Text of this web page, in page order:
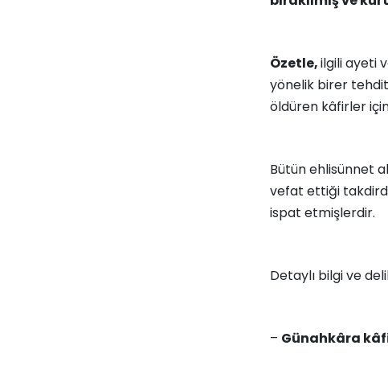
Özetle,ilgili ayeti
yönelik birer
öldüren kâfirler
Bütün ehlisünnet
vefat ettiği
ispat etmişlerdir.
Detaylı bilgi ve
– Günahkâra